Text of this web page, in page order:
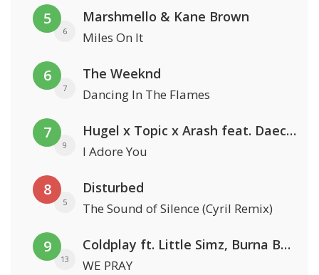
5
6
Marshmello & Kane Brown
Miles On It
6
7
The Weeknd
Dancing In The Flames
7
9
Hugel x Topic x Arash feat. Daecolm
I Adore You
8
5
Disturbed
The Sound of Silence (Cyril Remix)
9
13
Coldplay ft. Little Simz, Burna Boy, Elyanna & Tini
WE PRAY